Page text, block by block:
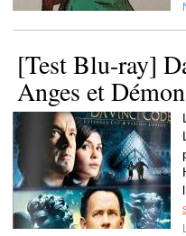
[Test Blu-ray]
Anges et